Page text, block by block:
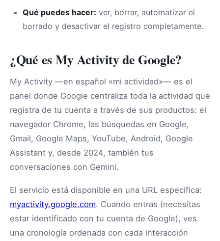
Qué puedes hacer: ver, borrar, automatizar el
borrado y desactivar el registro completamente.
¿Qué es My Activity de Google?
My Activity —en español «mi actividad»— es el
panel donde Google centraliza toda la actividad que
registra de tu cuenta a través de sus productos: el
navegador Chrome, las búsquedas en Google,
Gmail, Google Maps, YouTube, Android, Google
Assistant y, desde 2024, también tus
conversaciones con Gemini.
El servicio está disponible en una URL específica:
myactivity.google.com. Cuando entras (necesitas
estar identificado con tu cuenta de Google), ves
una cronología ordenada con cada interacción